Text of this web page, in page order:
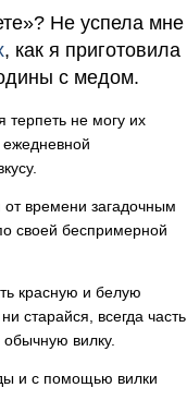
Не успела мне
, как я приготовила
с медом.
не могу их
времени загадочным
своей беспримерной
красную и белую
старайся, всегда часть
вилку.
и с помощью вилки